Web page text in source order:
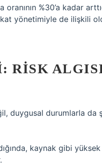
%30’a kadar
yönetimiyle de ilişkili
RISK
duygusal durumlarla
kaynak gibi yüksek